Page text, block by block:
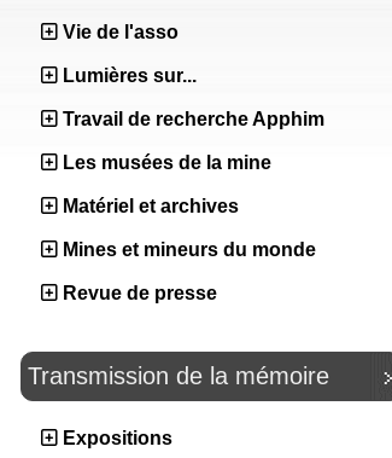
Vie de l'asso
Lumières sur...
Travail de recherche Apphim
Les musées de la mine
Matériel et archives
Mines et mineurs du monde
Revue de presse
Transmission de la mémoire
Expositions